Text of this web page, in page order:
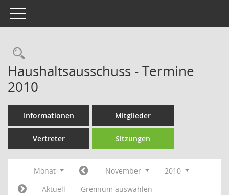
Toggle navigation
Rechercheauswahl
Haushaltsausschuss - Termine
2010
Informationen Mitglieder
Vertreter Sitzungen
Monat November
2010
Aktuell
Gremium auswählen